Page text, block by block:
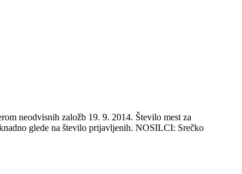
neodvisnih založb 19. 9. 2014. Število mest za
glede na število prijavljenih. NOSILCI: Srečko